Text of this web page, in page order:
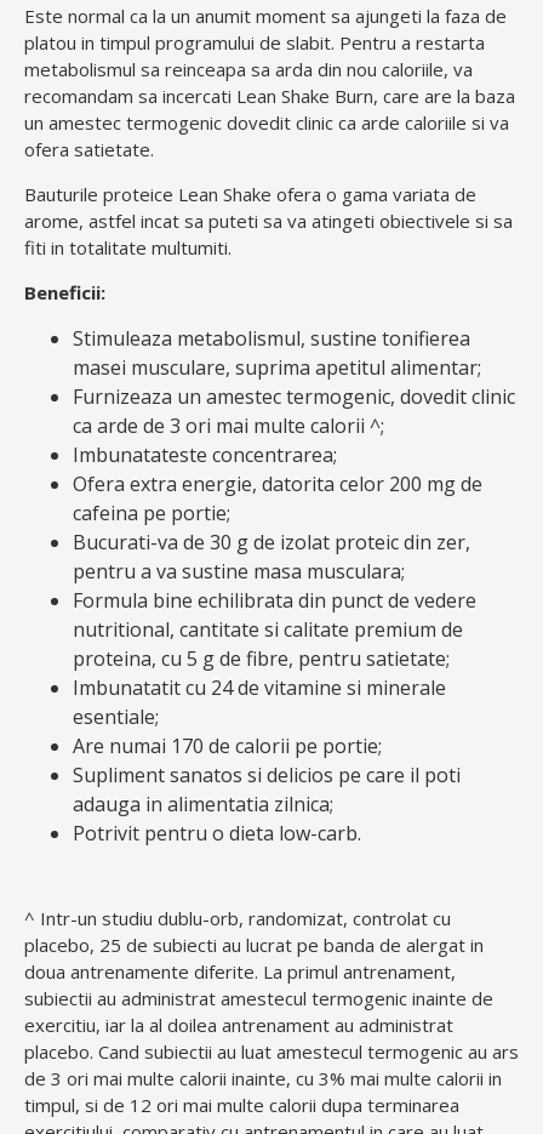
Este normal ca la un anumit moment sa ajungeti la faza de
platou in timpul programului de slabit. Pentru a restarta
metabolismul sa reinceapa sa arda din nou caloriile, va
recomandam sa incercati Lean Shake Burn, care are la baza
un amestec termogenic dovedit clinic ca arde caloriile si va
ofera satietate.
Bauturile proteice Lean Shake ofera o gama variata de
arome, astfel incat sa puteti sa va atingeti obiectivele si sa
fiti in totalitate multumiti.
Beneficii:
Stimuleaza metabolismul, sustine tonifierea
masei musculare, suprima apetitul alimentar;
Furnizeaza un amestec termogenic, dovedit clinic
ca arde de 3 ori mai multe calorii ^;
Imbunatateste concentrarea;
Ofera extra energie, datorita celor 200 mg de
cafeina pe portie;
Bucurati-va de 30 g de izolat proteic din zer,
pentru a va sustine masa musculara;
Formula bine echilibrata din punct de vedere
nutritional, cantitate si calitate premium de
proteina, cu 5 g de fibre, pentru satietate;
Imbunatatit cu 24 de vitamine si minerale
esentiale;
Are numai 170 de calorii pe portie;
Supliment sanatos si delicios pe care il poti
adauga in alimentatia zilnica;
Potrivit pentru o dieta low-carb.
^ Intr-un studiu dublu-orb, randomizat, controlat cu
placebo, 25 de subiecti au lucrat pe banda de alergat in
doua antrenamente diferite. La primul antrenament,
subiectii au administrat amestecul termogenic inainte de
exercitiu, iar la al doilea antrenament au administrat
placebo. Cand subiectii au luat amestecul termogenic au ars
de 3 ori mai multe calorii inainte, cu 3% mai multe calorii in
timpul, si de 12 ori mai multe calorii dupa terminarea